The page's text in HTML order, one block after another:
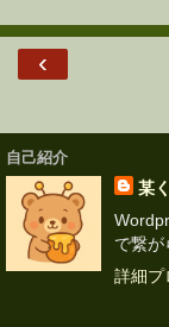
‹
自己紹介
某
で繋が
詳細プ